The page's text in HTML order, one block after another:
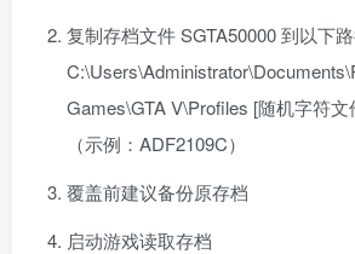
复制存档文件 SGTA50000 到以下路
Games\GTA V\Profiles [随机字符文
（示例：ADF2109C）
覆盖前建议备份原存档
启动游戏读取存档